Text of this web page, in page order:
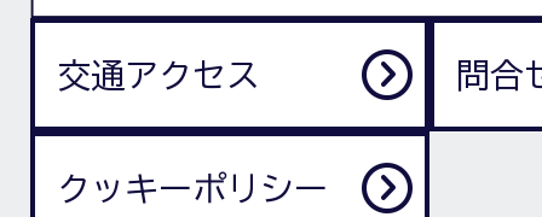
交通アクセス 問合
クッキーポリシー